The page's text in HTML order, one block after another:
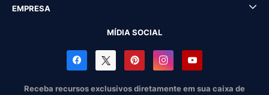
EMPRESA
MÍDIA SOCIAL
Receba recursos exclusivos diretamente em sua caixa de